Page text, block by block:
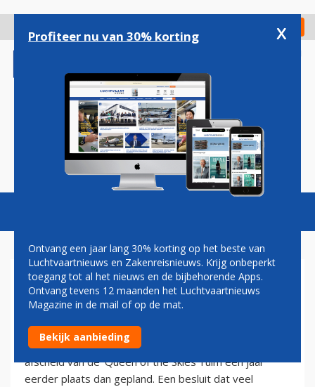
gaan
Check in
Magazine Podcasts Vacatures
BOEING-747-KLM
KLM voerde zondag de laatste passagiersvluchten uit
met de Boeing 747. Vanwege de coronacrisis vindt het
afscheid van de ‘Queen of the Skies’ ruim een jaar
eerder plaats dan gepland. Een besluit dat veel
Profiteer nu van 30% korting x
Ontvang een jaar lang 30% korting op het beste van
Luchtvaartnieuws en Zakenreisnieuws. Krijg onbeperkt
toegang tot al het nieuws en de bijbehorende Apps.
Ontvang tevens 12 maanden het Luchtvaartnieuws
Magazine in de mail of op de mat.
Bekijk aanbieding